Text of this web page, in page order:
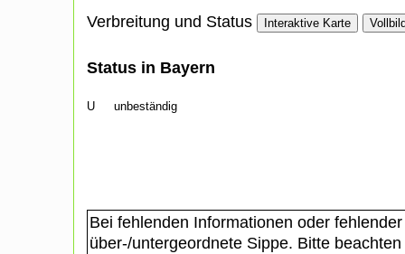
Verbreitung und Status Interaktive Karte
Status in Bayern
U unbeständig
Bei fehlenden Informationen oder
über-/untergeordnete Sippe. Bitte